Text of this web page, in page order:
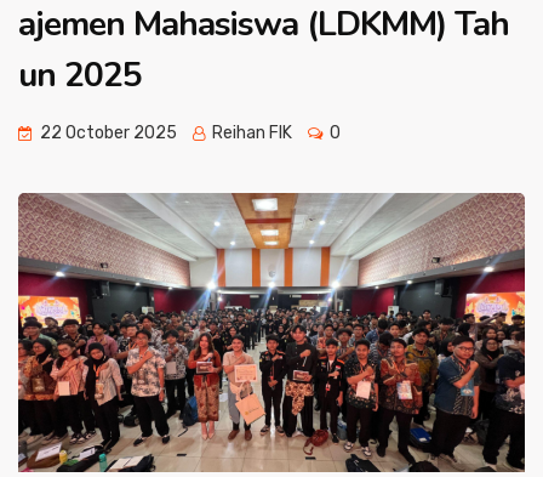
ajemen Mahasiswa (LDKMM) Tah
un 2025
22 October 2025 Reihan FIK 0